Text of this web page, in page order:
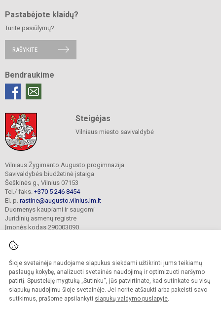
Šioje svetainėje naudojame slapukus siekdami užtikrinti jums teikiamų
paslaugų kokybę, analizuoti svetainės naudojimą ir optimizuoti naršymo
patirtį. Spustelėję mygtuką „Sutinku“, jūs patvirtinate, kad sutinkate su visų
slapukų naudojimu šioje svetainėje. Jei norite atšaukti arba pakeisti savo
sutikimus, prašome apsilankyti slapukų valdymo puslapyje.
Pastabėjote klaidų?
Turite pasiūlymų?
RAŠYKITE
Bendraukime
Steigėjas
Vilniaus miesto savivaldybė
Vilniaus Žygimanto Augusto progimnazija
Savivaldybės biudžetinė įstaiga
Šeškinės g., Vilnius 07153
Tel./ faks. +370 5 246 8454
El. p. rastine@augusto.vilnius.lm.lt
Duomenys kaupiami ir saugomi
Juridinių asmenų registre
Įmonės kodas 290003090
© 2021. Vilniaus Žygimanto Augusto progimnazija. Visos teisės saugomos.
Kopijuoti turinį be raštiško mokyklos sutikimo griežtai draudžiama.
Versija neįgaliesiems Slapukų valdymas